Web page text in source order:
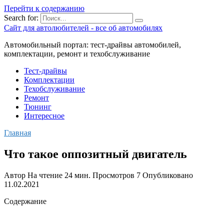
Перейти к содержанию
Search for:
Сайт для автолюбителей - все об автомобилях
Автомобильный портал: тест-драйвы автомобилей,
комплектации, ремонт и техобслуживание
Тест-драйвы
Комплектации
Техобслуживание
Ремонт
Тюнинг
Интересное
Главная
Что такое оппозитный двигатель
Автор На чтение 24 мин. Просмотров 7 Опубликовано
11.02.2021
Содержание